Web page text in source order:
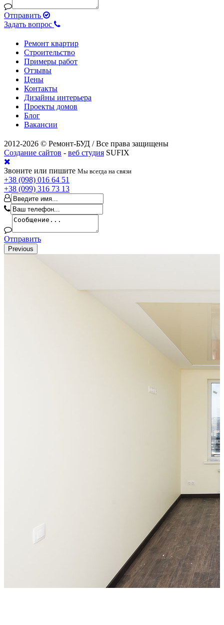
Отправить
Задать вопрос
Ремонт квартир
Строительство
Примеры работ
Отзывы
Цены
Контакты
Дизайны интерьера
Проекты домов
Блог
Вакансии
2012-2026 © Ремонт-БУД / Все права защищены
Создание сайтов - веб студия SUFIX
Звоните или пишите Мы всегда на связи
+38 (098) 016 64 51
+38 (099) 316 73 13
Отправить
Previous